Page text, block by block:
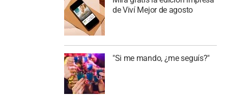
de Viví Mejor de agosto
"Si me mando, ¿me seguís?"